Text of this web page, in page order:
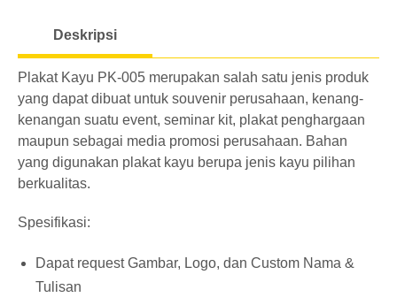
i
n
g
Deskripsi
Plakat Kayu PK-005 merupakan salah satu jenis produk
yang dapat dibuat untuk souvenir perusahaan, kenang-
kenangan suatu event, seminar kit, plakat penghargaan
maupun sebagai media promosi perusahaan. Bahan
yang digunakan plakat kayu berupa jenis kayu pilihan
berkualitas.
Spesifikasi:
Dapat request Gambar, Logo, dan Custom Nama &
Tulisan